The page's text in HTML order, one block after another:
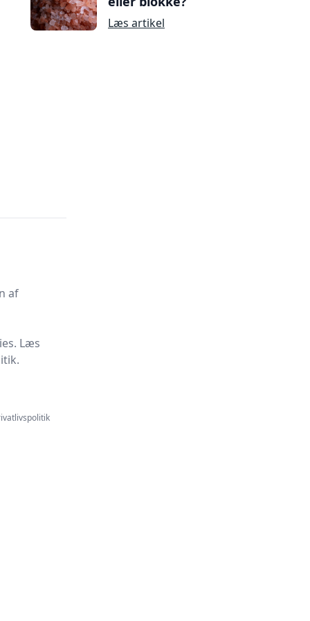
Læs artikel
af
Læs